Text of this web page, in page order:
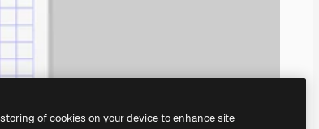
of cookies on your device to enhance site